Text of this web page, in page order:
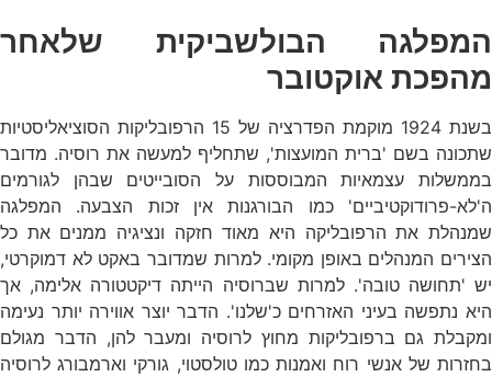
המפלגה הבולשביקית שלאחר
מהפכת אוקטובר
בשנת 1924 מוקמת הפדרציה של 15 הרפובליקות הסוציאליסטיות
שתכונה בשם 'ברית המועצות', שתחליף למעשה את רוסיה. מדובר
בממשלות עצמאיות המבוססות על הסובייטים שבהן לגורמים
ה'לא-פרודוקטיביים' כמו הבורגנות אין זכות הצבעה. המפלגה
שמנהלת את הרפובליקה היא מאוד חזקה ונציגיה ממנים את כל
הצירים המנהלים באופן מקומי. למרות שמדובר באקט לא דמוקרטי,
יש 'תחושה טובה'. למרות שברוסיה הייתה דיקטטורה אלימה, אך
היא נתפשה בעיני האזרחים כ'שלנו'. הדבר יוצר אווירה יותר נעימה
ומקבלת גם ברפובליקות מחוץ לרוסיה ומעבר להן, הדבר מגולם
בחזרות של אנשי רוח ואמנות כמו טולסטוי, גורקי וארמבורג לרוסיה